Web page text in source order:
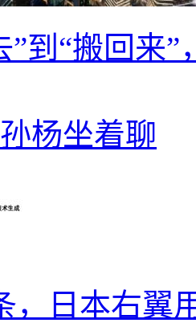
”到“搬回来
杨坐着聊
，日本右翼